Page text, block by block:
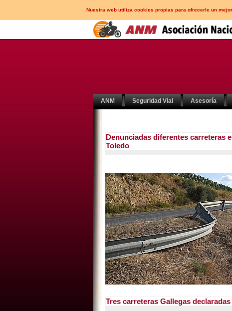
Nuestra web utiliza cookies propias para ofrecerle un
ANM Seguridad Vial Asesoría
Denunciadas diferentes carreteras
Toledo
Tres carreteras Gallegas